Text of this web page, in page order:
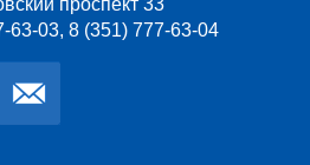
проспект 33
63-03, 8 (351) 777-63-04